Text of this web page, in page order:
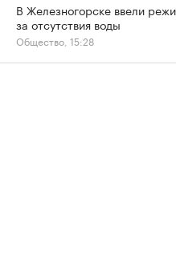
В Железногорске ввели
за отсутствия воды
Общество, 15:28